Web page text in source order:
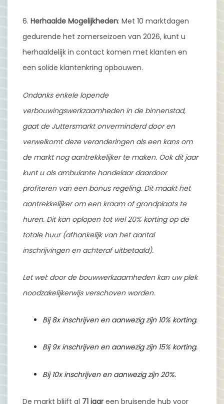
6. Herhaalde Mogelijkheden: Met 10 marktdagen
gedurende het zomerseizoen van 2026, kunt u
herhaaldelijk in contact komen met klanten en
een solide klantenkring opbouwen.
Ondanks enkele lopende
verbouwingswerkzaamheden in de binnenstad,
gaat de Juttersmarkt onverminderd door en
verwelkomt deze veranderingen als een kans om
de markt nog aantrekkelijker te maken. Ook dit jaar
kunt u als ambulante handelaar daardoor
profiteren van een bonus regeling. Dit maakt het
aantrekkelijker om een kraam of grondplaats te
huren. Dit kan oplopen tot wel 20% korting op de
totale huur (afhankelijk van het aantal
inschrijvingen en achteraf uitbetaald).
Let wel: door de bouwwerkzaamheden kan uw plek
noodzakelijkerwijs verschoven worden.
Bij 8x inschrijven en aanwezig zijn 10% korting.
Bij 9x inschrijven en aanwezig zijn 15% korting.
Bij 10x inschrijven en aanwezig zijn 20%.
De markt blijft al 71 jaar een bruisende hub voor